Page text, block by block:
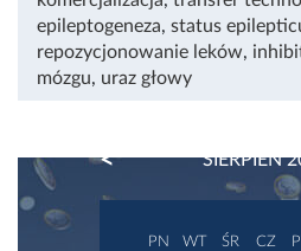
epileptogeneza, status
repozycjonowanie leków,
mózgu, uraz głowy
SIERPIEŃ
PREVIOUS
PN WT ŚR CZ